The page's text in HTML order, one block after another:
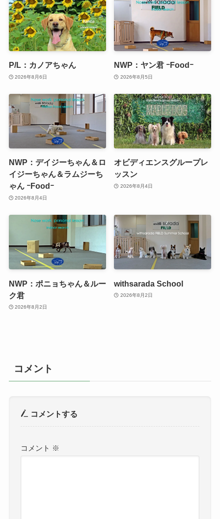
P/L：カノアちゃん
2026年8月6日
NWP：ヤン君 ｰFoodｰ
2026年8月5日
NWP：デイジーちゃん＆ロ
イジーちゃん＆ラムジーち
ゃん ｰFoodｰ
2026年8月4日
オビディエンスグループレ
ッスン
2026年8月4日
NWP：ポニョちゃん＆ルー
ク君
2026年8月2日
withsarada School
2026年8月2日
コメント
コメントする
コメント ※